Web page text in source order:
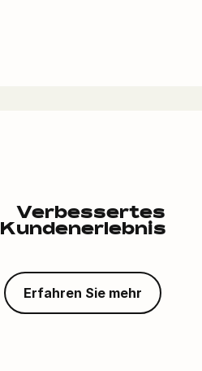
Verbessertes
Kundenerlebnis
Erfahren Sie mehr